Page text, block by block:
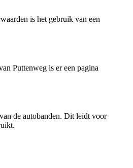
is het gebruik van een
Puttenweg is er een pagina
de autobanden. Dit leidt voor